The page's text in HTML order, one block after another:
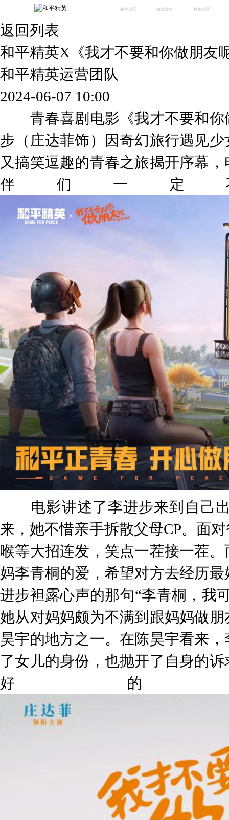
版本专区 游戏资料 赛事专区
体验服 视频中心 授权赛 腾
返回列表
和平精英X《我才不要和你做朋友
和平精英运营团队
2024-06-07 10:00
青春喜剧电影《我才不要和你
步（庄达菲饰）因奇幻旅行遇见
又搞笑逗趣的青春之旅揭开序幕
伴们一定
电影讲述了李进步来到自己出
来，她不惜亲手拆散父母CP。面
喉等大招连发，笑点一茬接一茬
妈李青桐的爱，希望对方去经历
进步袒露心声的那句“李青桐，我
她从对妈妈颇为不满到跟妈妈做
昊宇的地方之一。在陈昊宇看来
了女儿的身份，也抛开了自身的
好的